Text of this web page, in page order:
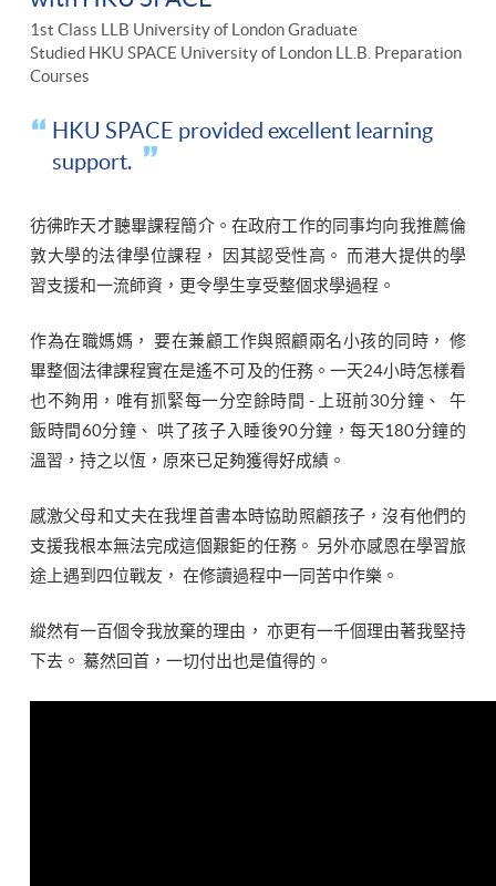
1st Class LLB University of London Graduate
Studied HKU SPACE University of London LL.B. Preparation
Courses
HKU SPACE provided excellent learning
support.
彷彿昨天才聽畢課程簡介。在政府工作的同事均向我推薦倫
敦大學的法律學位課程， 因其認受性高。 而港大提供的學
習支援和一流師資，更令學生享受整個求學過程。
作為在職媽媽， 要在兼顧工作與照顧兩名小孩的同時， 修
畢整個法律課程實在是遙不可及的任務。一天24小時怎樣看
也不夠用，唯有抓緊每一分空餘時間 - 上班前30分鐘、 午
飯時間60分鐘、 哄了孩子入睡後90分鐘，每天180分鐘的
溫習，持之以恆，原來已足夠獲得好成績。
感激父母和丈夫在我埋首書本時協助照顧孩子，沒有他們的
支援我根本無法完成這個艱鉅的任務。 另外亦感恩在學習旅
途上遇到四位戰友， 在修讀過程中一同苦中作樂。
縱然有一百個令我放棄的理由， 亦更有一千個理由著我堅持
下去。 驀然回首，一切付出也是值得的。